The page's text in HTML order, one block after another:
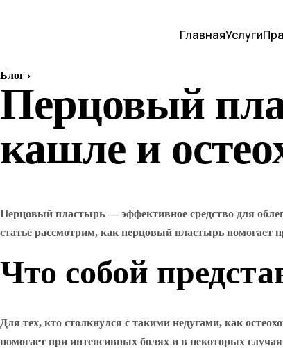
ГлавнаяУслуги
Блог ›
Перцовый
кашле и
Перцовый пластырь — эффективное средство для
статье рассмотрим, как перцовый пластырь помогает
Что собой
Для тех, кто столкнулся с такими недугами, как
помогает при интенсивных болях и в некоторых